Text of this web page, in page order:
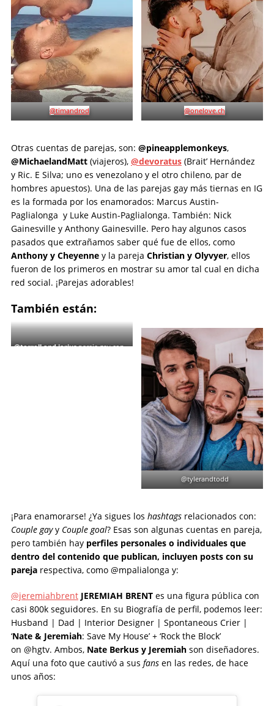
@timandrod @onelove.ch
Otras cuentas de parejas, son: @pineapplemonkeys,
@MichaelandMatt(viajeros), @devoratus(Brait’ Hernández
y Ric. E Silva; uno es venezolano y el otro chileno, par de
hombres apuestos). Una de las parejas gay más tiernas en IG
es la formada por los enamorados: Marcus Austin-
Paglialonga y Luke Austin-Paglialonga. También: Nick
Gainesville y Anthony Gainesville. Pero hay algunos casos
pasados que extrañamos saber qué fue de ellos, como
Anthony y Cheyenney la pareja Christian y Olyvyer, ellos
fueron de los primeros en mostrar su amor tal cual en dicha
red social. ¡Parejas adorables!
También están:
@terrell.and.jariuspareja gay con
@tylerandtodd
¡Para enamorarse! ¿Ya sigues los hashtagsrelacionados con:
Couple gayy Couple goal? Esas son algunas cuentas en pareja,
pero también hay perfiles personales o individuales que
dentro del contenido que publican, incluyen posts con su
parejarespectiva, como @mpalialonga y:
@jeremiahbrent JEREMIAH BRENT es una figura pública con
casi 800k seguidores. En su Biografía de perfil, podemos leer:
Husband | Dad | Interior Designer | Spontaneous Crier |
‘Nate & Jeremiah: Save My House’ + ‘Rock the Block’
on @hgtv. Ambos, Nate Berkus y Jeremiahson diseñadores.
Aquí una foto que cautivó a sus fansen las redes, de hace
unos años: